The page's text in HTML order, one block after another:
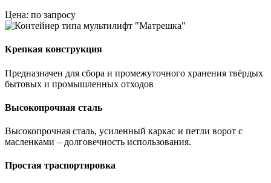
Цена: по запросу
Крепкая конструкция
Предназначен для сбора и промежуточного хранения твёрдых
бытовых и промышленных отходов
Высокопрочная сталь
Высокопрочная сталь, усиленный каркас и петли ворот с
масленками – долговечность использования.
Простая траспортировка